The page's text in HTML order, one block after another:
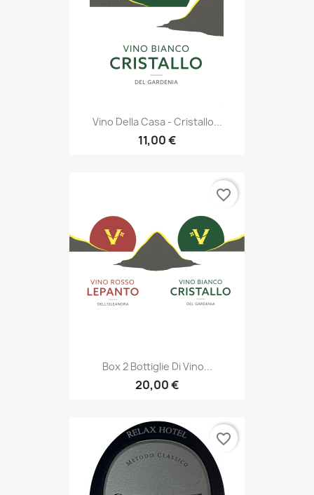
Vino Della Casa - Cristallo...
11,00 €
Box 2 Bottiglie Di Vino...
20,00 €
favorite_border
favorite_border